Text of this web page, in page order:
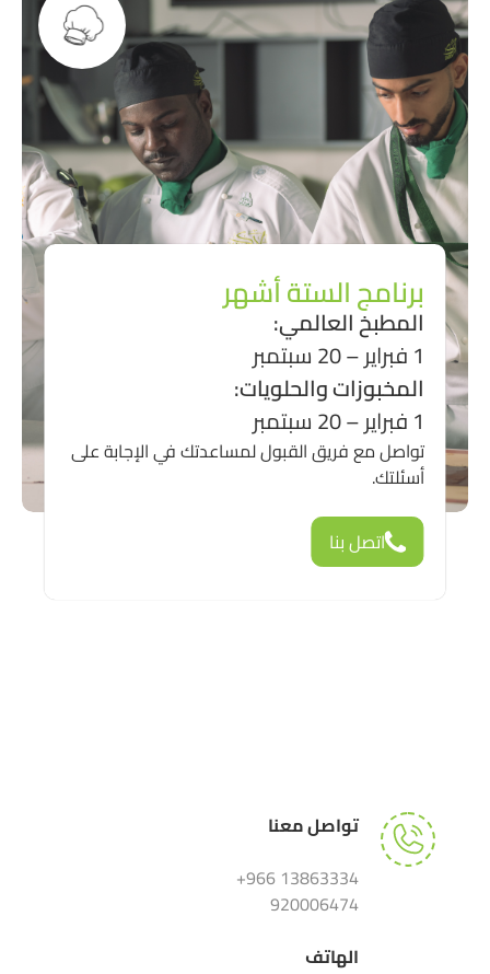
برنامج الستة أشهر
المطبخ العالمي:
1 فبراير – 20 سبتمبر
المخبوزات والحلويات:
1 فبراير – 20 سبتمبر
تواصل مع فريق القبول لمساعدتك في الإجابة على
أسئلتك.
اتصل بنا
تواصل معنا
13863334 966+
920006474
الهاتف